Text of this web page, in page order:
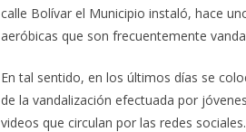
calle Bolívar el Municipio instaló, hace
aeróbicas que son frecuentemente
En tal sentido, en los últimos días se
de la vandalización efectuada por
videos que circulan por las redes sociales.